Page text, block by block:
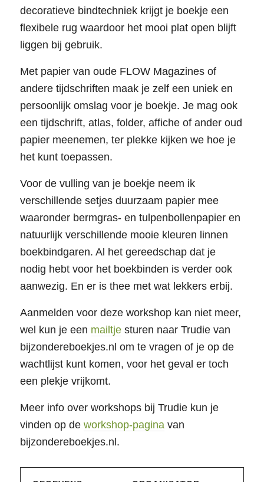
decoratieve bindtechniek krijgt je boekje een
flexibele rug waardoor het mooi plat open blijft
liggen bij gebruik.
Met papier van oude FLOW Magazines of
andere tijdschriften maak je zelf een uniek en
persoonlijk omslag voor je boekje. Je mag ook
een tijdschrift, atlas, folder, affiche of ander oud
papier meenemen, ter plekke kijken we hoe je
het kunt toepassen.
Voor de vulling van je boekje neem ik
verschillende setjes duurzaam papier mee
waaronder bermgras- en tulpenbollenpapier en
natuurlijk verschillende mooie kleuren linnen
boekbindgaren. Al het gereedschap dat je
nodig hebt voor het boekbinden is verder ook
aanwezig. En er is thee met wat lekkers erbij.
Aanmelden voor deze workshop kan niet meer,
wel kun je een mailtjesturen naar Trudie van
bijzondereboekjes.nl om te vragen of je op de
wachtlijst kunt komen, voor het geval er toch
een plekje vrijkomt.
Meer info over workshops bij Trudie kun je
vinden op de workshop-pagina van
bijzondereboekjes.nl.